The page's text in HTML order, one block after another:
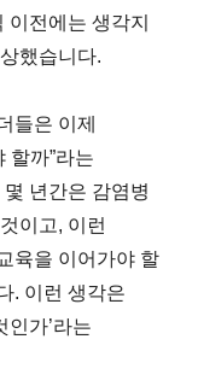
이전에는 생각지
했습니다.
들은 이제
할까”라는
년간은 감염병
이고, 이런
육을 이어가야 할
. 이런 생각은
인가’라는